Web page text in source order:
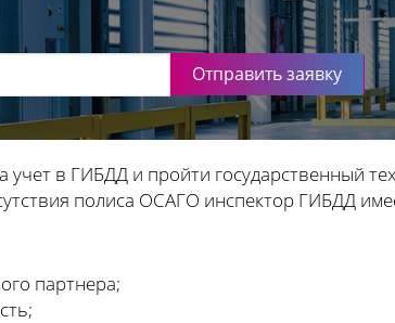
Отправить заявку
в ГИБДД и пройти государственный
полиса ОСАГО инспектор ГИБДД
партнера;